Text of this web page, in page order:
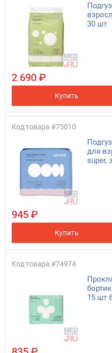
30 шт
2 690 ₽
Купить
Код товара #75010
для
super,
945 ₽
Купить
Код товара #74974
15 шт